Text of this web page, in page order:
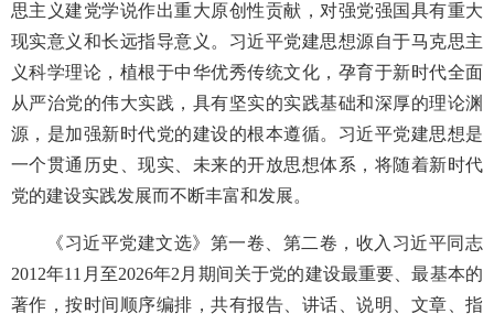
思主义建党学说作出重大原创性贡献，对强党强国具有重大
现实意义和长远指导意义。习近平党建思想源自于马克思主
义科学理论，植根于中华优秀传统文化，孕育于新时代全面
从严治党的伟大实践，具有坚实的实践基础和深厚的理论渊
源，是加强新时代党的建设的根本遵循。习近平党建思想是
一个贯通历史、现实、未来的开放思想体系，将随着新时代
党的建设实践发展而不断丰富和发展。
《习近平党建文选》第一卷、第二卷，收入习近平同志
2012年11月至2026年2月期间关于党的建设最重要、最基本的
著作，按时间顺序编排，共有报告、讲话、说明、文章、指